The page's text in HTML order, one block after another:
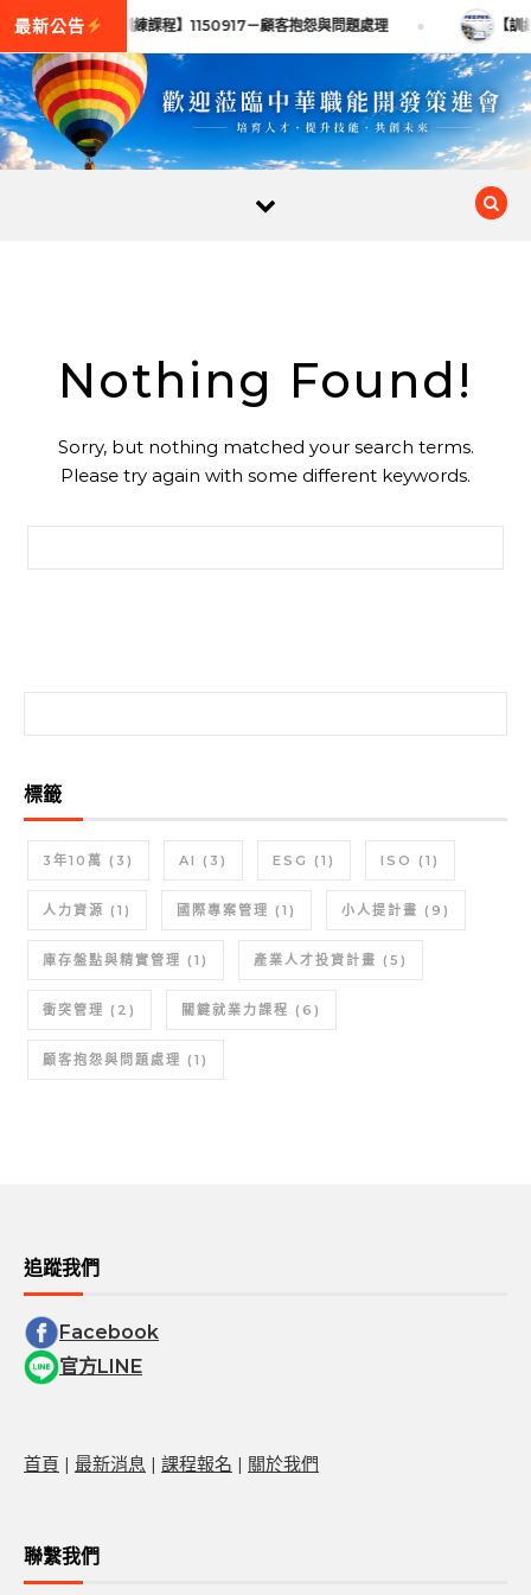
Skip to content
【訓練課程】1150917－顧客抱怨與問題處理 【
Nothing Found!
Sorry, but nothing matched your search terms.
Please try again with some different keywords.
標籤
3年10萬 (3) AI (3) ESG (1) ISO (1)
人力資源 (1) 國際專案管理 (1) 小人提計畫 (9)
庫存盤點與精實管理 (1) 產業人才投資計畫 (5)
衝突管理 (2) 關鍵就業力課程 (6)
顧客抱怨與問題處理 (1)
追蹤我們
Facebook
官方LINE
首頁 | 最新消息 | 課程報名 | 關於我們
聯繫我們